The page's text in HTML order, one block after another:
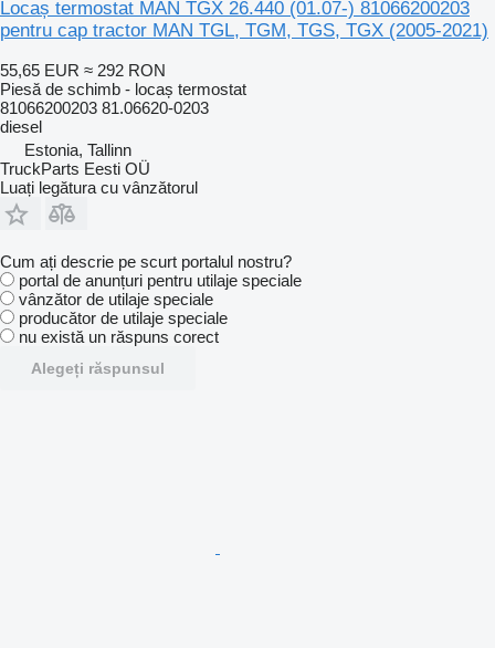
Locaș termostat MAN TGX 26.440 (01.07-) 81066200203
pentru cap tractor MAN TGL, TGM, TGS, TGX (2005-2021)
55,65 EUR ≈ 292 RON
Piesă de schimb - locaș termostat
81066200203 81.06620-0203
diesel
Estonia, Tallinn
TruckParts Eesti OÜ
Luați legătura cu vânzătorul
Cum ați descrie pe scurt portalul nostru?
portal de anunțuri pentru utilaje speciale
vânzător de utilaje speciale
producător de utilaje speciale
nu există un răspuns corect
Alegeți răspunsul